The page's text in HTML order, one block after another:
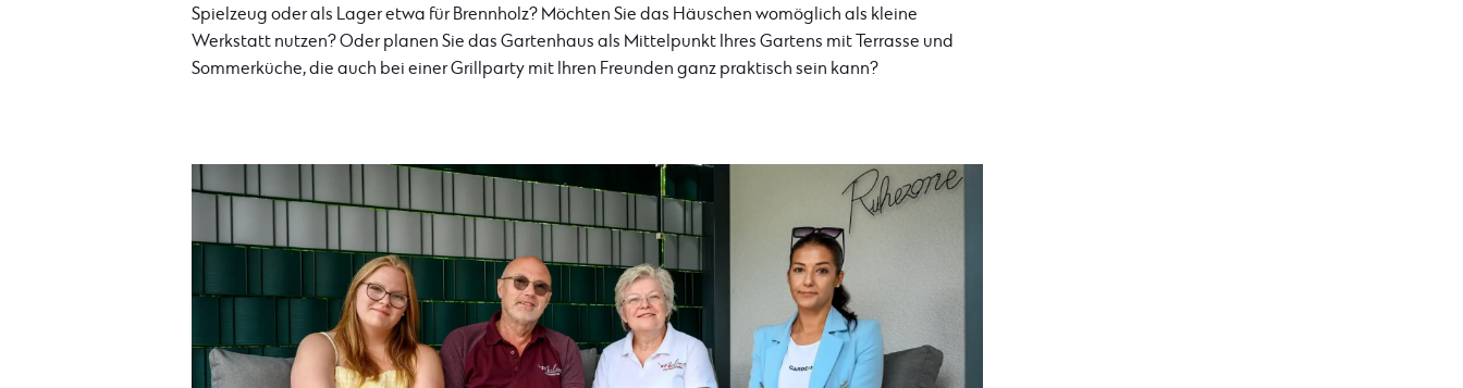
Spielzeug oder als Lager etwa für Brennholz? Möchten Sie das Häuschen womöglich als kleine
Werkstatt nutzen? Oder planen Sie das Gartenhaus als Mittelpunkt Ihres Gartens mit Terrasse und
Sommerküche, die auch bei einer Grillparty mit Ihren Freunden ganz praktisch sein kann?